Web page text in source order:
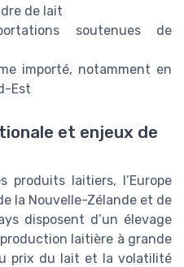
de lait
soutenues de
importé, notamment en
Est
et enjeux de
produits laitiers, l’Europe
la Nouvelle-Zélande et de
disposent d’un élevage
laitière à grande
prix du lait et la volatilité